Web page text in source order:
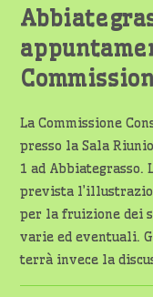
La Commissione
presso la Sala
1 ad Abbiategrasso.
prevista
per la fruizione dei
varie ed eventuali.
terrà invece la